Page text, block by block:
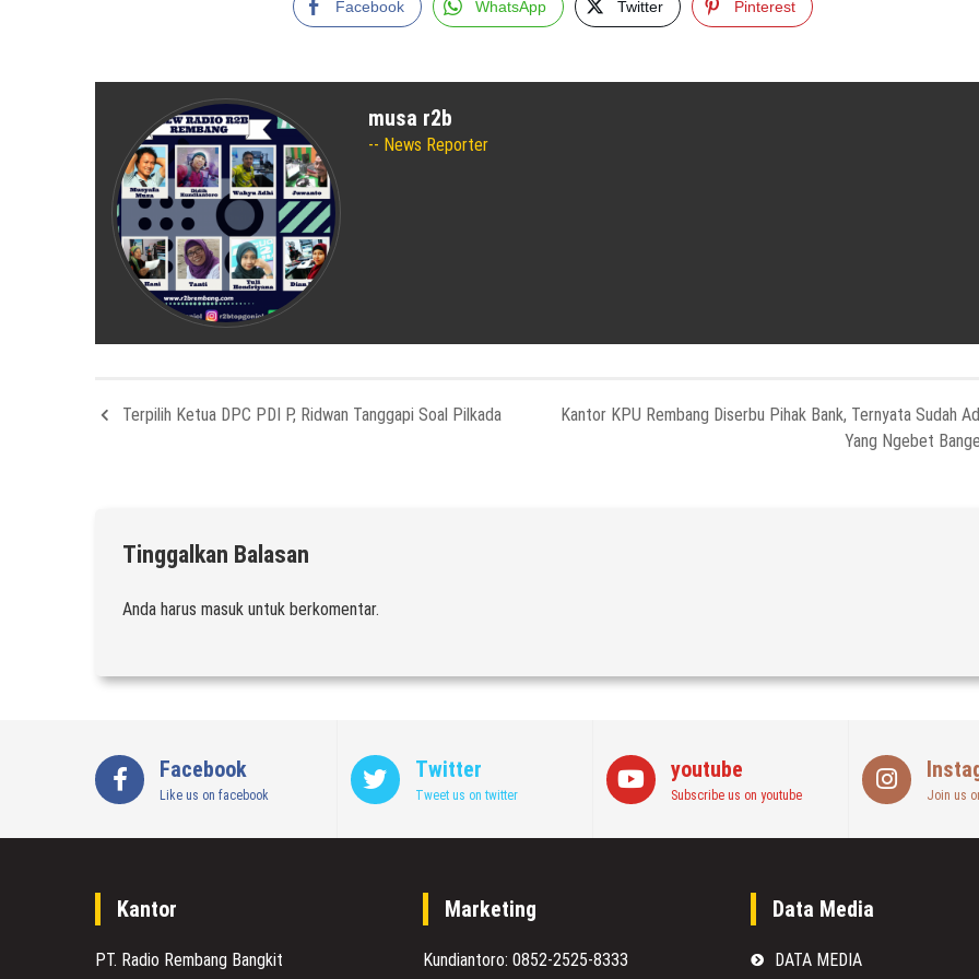
Facebook WhatsApp Twitter Pinterest
musa r2b
News Reporter
Terpilih Ketua DPC PDI P, Ridwan Tanggapi Soal Pilkada
Kantor KPU Rembang Diserbu Pihak Bank, Ternyata Sudah
Yang Ngebet
Tinggalkan Balasan
Anda harus masuk untuk berkomentar.
Facebook
Like us on facebook
Twitter
Tweet us on twitter
youtube
Subscribe us on youtube Join us
Kantor
PT. Radio Rembang Bangkit
Marketing
Kundiantoro: 0852-2525-8333
Data Media
DATA MEDIA